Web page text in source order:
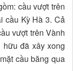
cầu vượt trên
cầu Kỳ Hà 3. Cả
vượt trên Vành
đã xây xong
cầu băng qua